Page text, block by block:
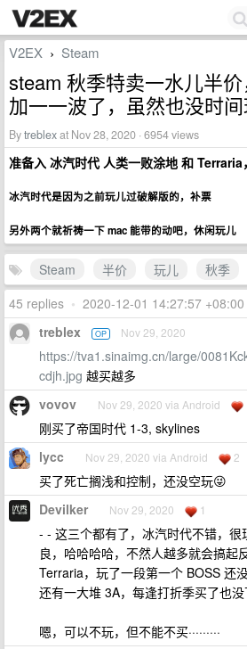
V2EX › Steam
steam 秋季特卖一水儿半
加一一波了，虽然也没时
Bytreblexat Nov 28, 2020 · 6954 views
准备入 冰汽时代 人类一败涂地 和 Terraria，
冰汽时代是因为之前玩儿过破解版的，补票
另外两个就祈祷一下 mac 能带的动吧，休闲玩儿
Steam 半价 玩儿
秋季
45 replies • 2020-12-01 14:27:57 +08:00
treblex OP Nov 29, 2020
https://tva1.sinaimg.cn/large/
cdjh.jpg 越买越多
vovov Nov 29, 2020 via Android
刚买了帝国时代 1-3, skylines
lycc Nov 29, 2020 via Android 2
买了死亡搁浅和控制，还没空玩😜
Devilker Nov 29, 2020 1
- - 这三个都有了，冰汽时代不错，
良，哈哈哈哈，不然人越多就会搞起
Terraria，玩了一段第一个 BOSS 还
还有一大堆 3A，每逢打折季买了也没
嗯，可以不玩，但不能不买·········